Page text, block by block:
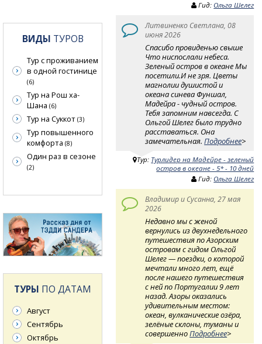
Гид: Ольга Шелег
Литвиненко Светлана, 08
июня 2026
Спасибо провиденью свыше
Что ниспослали небеса.
Зеленый остров в океане Мы
посетили.И не зря. Цветы
магнолии душистой и
океана синева Фуншал,
Мадейра - чудный остров.
Тебя запомним навсегда. С
Ольгой Шелег было трудно
расставаться. Она
замечательная.Подробнее>
Тур: Турлидер на Мадейре - зеленый
остров в океане - 5* - 10 дней
Гид: Ольга Шелег
Владимир и Сусанна, 27 мая
2026
Недавно мы с женой
вернулись из двухнедельного
путешествия по Азорским
островам с гидом Ольгой
Шелег — поездки, о которой
мечтали много лет, ещё
после нашего путешествия
с ней по Португалии 9 лет
назад. Азоры оказались
удивительным местом:
океан, вулканические озёра,
зелёные склоны, туманы и
совершенноПодробнее>
ВИДЫ ТУРОВ
Тур с проживанием
в одной гостинице
(6)
Тур на Рош ха-
Шана (6)
Тур на Суккот (3)
Тур повышенного
комфорта (8)
Один раз в сезоне
(2)
ТУРЫ ПО ДАТАМ
Август
Сентябрь
Октябрь